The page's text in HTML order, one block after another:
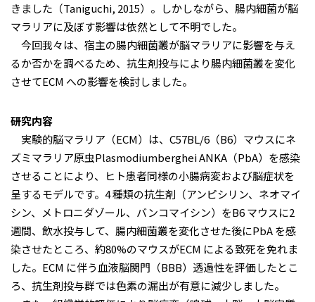
きました（Taniguchi, 2015）。しかしながら、腸内細菌が脳
マラリアに及ぼす影響は依然として不明でした。
今回我々は、宿主の腸内細菌叢が脳マラリアに影響を与え
るか否かを調べるため、抗⽣剤投与により腸内細菌叢を変化
させてECM への影響を検討しました。
研究内容
実験的脳マラリア（ECM）は、C57BL/6（B6）マウスにネ
ズミマラリア原⾍Plasmodiumberghei ANKA（PbA）を感染
させることにより、ヒト患者同様の⼩腸病変および脳症状を
呈するモデルです。4 種類の抗⽣剤（アンピシリン、ネオマイ
シン、メトロニダゾール、バンコマイシン）をB6 マウスに2
週間、飲⽔投与して、腸内細菌叢を変化させた後にPbA を感
染させたところ、約80%のマウスがECM による致死を免れま
した。ECM に伴う⾎液脳関⾨（BBB）透過性を評価したとこ
ろ、抗⽣剤投与群では⾊素の漏出が有意に減少しました。